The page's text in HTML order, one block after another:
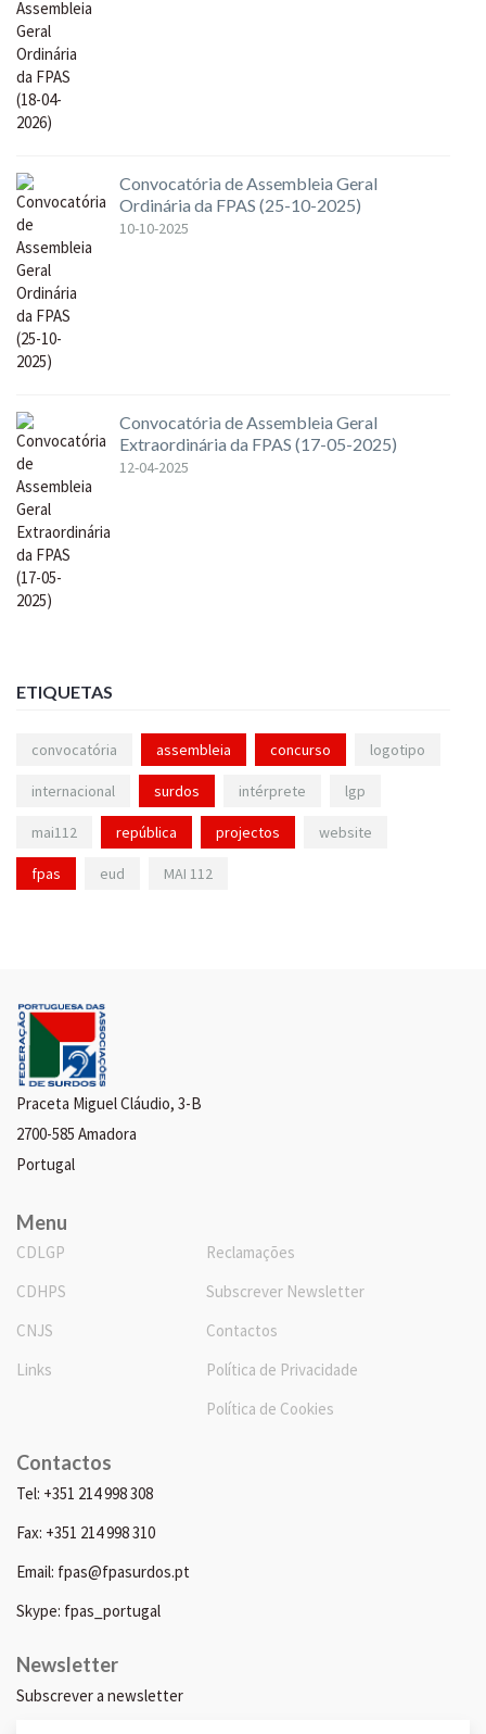
Convocatória de Assembleia Geral
Ordinária da FPAS (25-10-2025)
10-10-2025
Convocatória de Assembleia Geral
Extraordinária da FPAS (17-05-2025)
12-04-2025
ETIQUETAS
convocatória assembleia concurso logotipo
internacional surdos intérprete lgp
mai112 república projectos website
fpas eud MAI 112
Praceta Miguel Cláudio, 3-B
2700-585 Amadora
Portugal
Menu
CDLGP
CDHPS
CNJS
Links
Reclamações
Subscrever Newsletter
Contactos
Política de Privacidade
Política de Cookies
Contactos
Tel: +351 214 998 308
Fax: +351 214 998 310
Email: fpas@fpasurdos.pt
Skype: fpas_portugal
Newsletter
Subscrever a newsletter